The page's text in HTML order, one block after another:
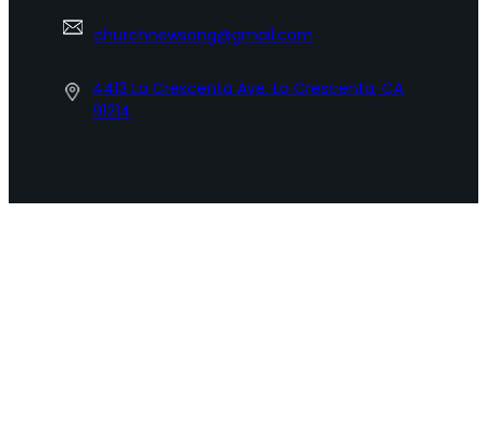
churchnewsong@gmail.com
4413 La Crescenta Ave. La Crescenta, CA
91214